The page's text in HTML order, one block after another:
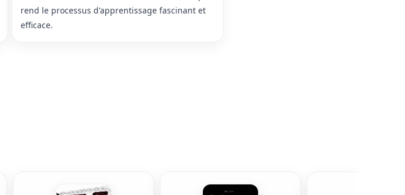
rend le processus d'apprentissage fascinant et
efficace.